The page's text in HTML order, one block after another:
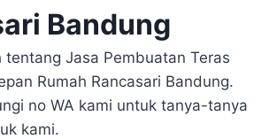
Bandung
tentang Jasa Pembuatan Teras
Rumah Rancasari Bandung.
no WA kami untuk tanya-tanya
kami.